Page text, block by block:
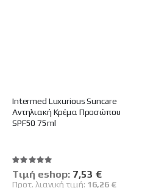
Intermed Luxurious Suncare
Αντηλιακή Κρέμα Προσώπου
SPF50 75ml
Βαθμολογία:
100%
Tιμή eshop: Ειδική
Τιμή
7,53 €
Προτ. λιανική τιμή: 16,26 €
100%
Tιμή eshop:Ειδική
Τιμή
13,87 €
Προτ. λιανική